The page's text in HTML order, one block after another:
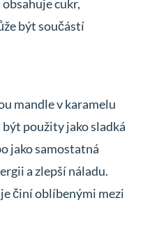
cukr,
být součástí
mandle v karamelu
použity jako sladká
jako samostatná
a zlepší náladu.
činí oblíbenými mezi